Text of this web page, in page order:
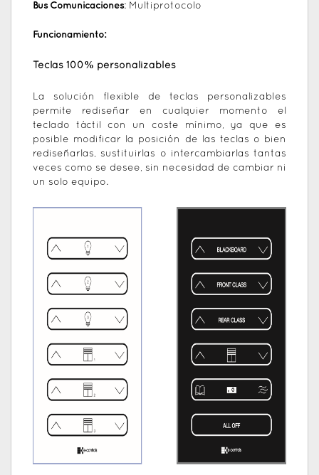
Bus Comunicaciones: Multiprotocolo
Funcionamiento:
Teclas 100% personalizables
La solución flexible de teclas personalizables
permite rediseñar en cualquier momento el
teclado táctil con un coste mínimo, ya que es
posible modificar la posición de las teclas o bien
rediseñarlas, sustituirlas o intercambiarlas tantas
veces como se desee, sin necesidad de cambiar ni
un solo equipo.